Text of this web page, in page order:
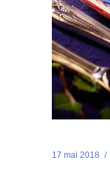
17 mai 2018